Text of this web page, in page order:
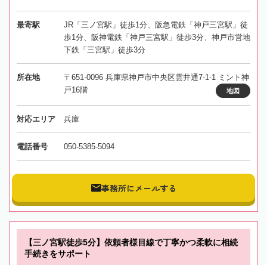
最寄駅
JR「三ノ宮駅」徒歩1分、阪急電鉄「神戸三宮駅」徒
歩1分、阪神電鉄「神戸三宮駅」徒歩3分、神戸市営地
下鉄「三宮駅」徒歩3分
所在地
〒651-0096 兵庫県神戸市中央区雲井通7-1-1 ミント神
戸16階
地図
対応エリア 兵庫
電話番号 050-5385-5094
事務所にメールする
【三ノ宮駅徒歩5分】依頼者様目線で丁寧かつ柔軟に相続
手続きをサポート